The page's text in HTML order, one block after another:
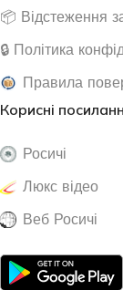
📦 Відстеження
🔒 Політика
Правила
Корисні
Росичі
Люкс відео
Веб Росичі